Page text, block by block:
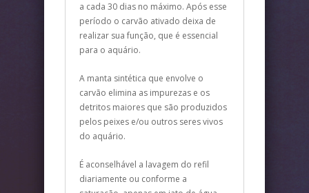
a cada 30 dias no máximo. Após esse
período o carvão ativado deixa de
realizar sua função, que é essencial
para o aquário.
A manta sintética que envolve o
carvão elimina as impurezas e os
detritos maiores que são produzidos
pelos peixes e/ou outros seres vivos
do aquário.
É aconselhável a lavagem do refil
diariamente ou conforme a